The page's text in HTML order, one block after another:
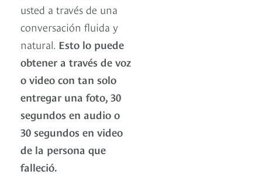
usted a través de una
conversación fluida y
natural. Esto lo puede
obtener a través de voz
o video con tan solo
entregar una foto, 30
segundos en audio o
30 segundos en video
de la persona que
falleció.